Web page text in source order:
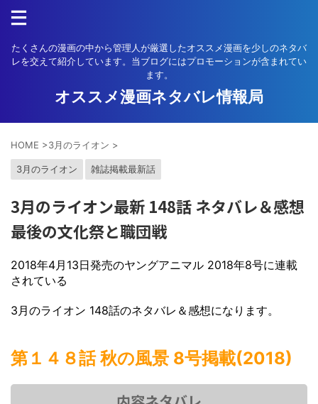
たくさんの漫画の中から管理人が厳選したオススメ漫画を少しのネタバ
レを交えて紹介しています。当ブログにはプロモーションが含まれてい
ます。
オススメ漫画ネタバレ情報局
HOME >3月のライオン >
3月のライオン 雑誌掲載最新話
3月のライオン最新 148話 ネタバレ＆感想
最後の文化祭と職団戦
2018年4月13日発売のヤングアニマル 2018年8号に連載
されている
3月のライオン 148話のネタバレ＆感想になります。
第１４８話 秋の風景 8号掲載(2018)